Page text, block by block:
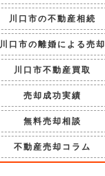
川口市の不動産相続
川口市の離婚による売却
川口市不動産買取
売却成功実績
無料売却相談
不動産売却コラム